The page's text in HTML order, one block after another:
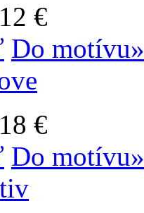
€
Do motívu»
€
Do motívu»